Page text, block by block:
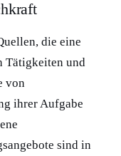
die eine
Tätigkeiten und
von
ihrer Aufgabe
sind in